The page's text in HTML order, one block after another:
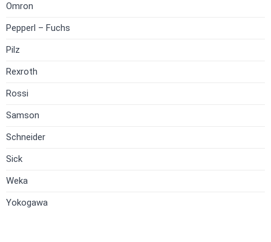
Omron
Pepperl – Fuchs
Pilz
Rexroth
Rossi
Samson
Schneider
Sick
Weka
Yokogawa